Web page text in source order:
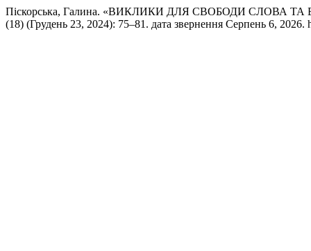
Піскорська, Галина. «ВИКЛИКИ ДЛЯ СВОБОДИ СЛОВА
(18) (Грудень 23, 2024): 75–81. дата звернення Серпень 6,